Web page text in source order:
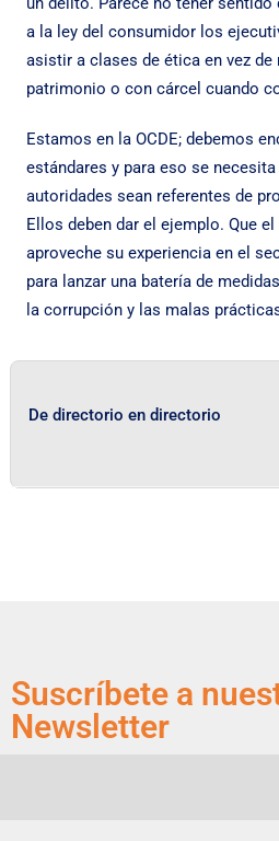
a la ley del consumidor los
asistir a clases de ética en vez de
patrimonio o con cárcel cuando
Estamos en la OCDE; debemos
estándares y para eso se
autoridades sean referentes de
Ellos deben dar el ejemplo. Que
aproveche su experiencia en el
para lanzar una batería de
la corrupción y las malas
De directorio en directorio
Suscríbete a
Newsletter